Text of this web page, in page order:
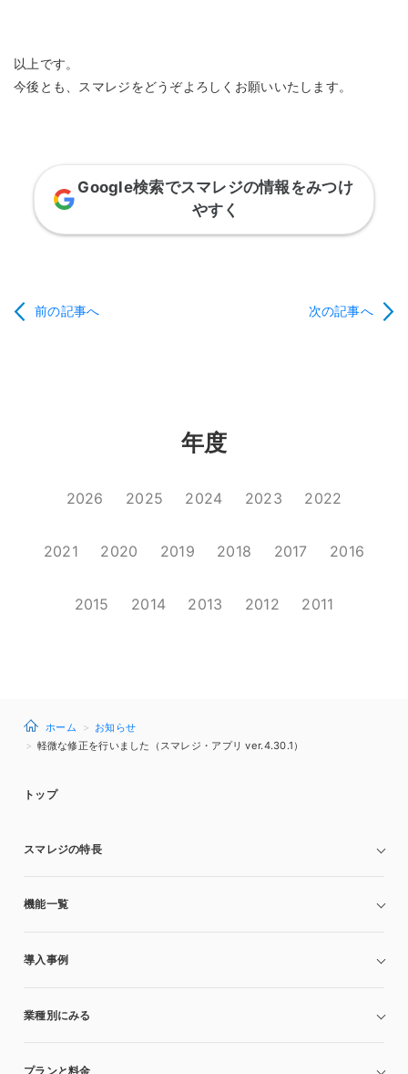
以上です。
今後とも、スマレジをどうぞよろしくお願いいたします。
Google検索でスマレジの情報をみつけ
やすく
前の記事へ 次の記事へ
年度
2026 2025 2024 2023 2022
2021 2020 2019 2018 2017 2016
2015 2014 2013 2012 2011
ホーム
お知らせ
軽微な修正を行いました（スマレジ・アプリ ver.4.30.1）
トップ
スマレジの特長
機能一覧
導入事例
業種別にみる
プランと料金